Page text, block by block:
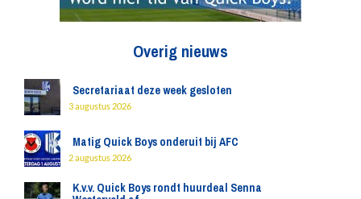
Overig nieuws
Secretariaat deze week gesloten
3 augustus 2026
Matig Quick Boys onderuit bij AFC
2 augustus 2026
K.v.v. Quick Boys rondt huurdeal Senna